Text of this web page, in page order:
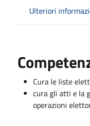
Ulteriori
Cura le liste
cura gli atti e la
operazioni